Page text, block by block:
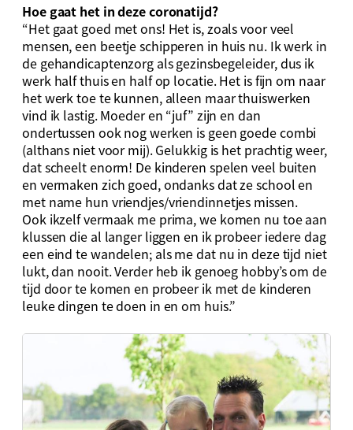
Hoe gaat het in deze coronatijd?
“Het gaat goed met ons! Het is, zoals voor veel
mensen, een beetje schipperen in huis nu. Ik werk in
de gehandicaptenzorg als gezinsbegeleider, dus ik
werk half thuis en half op locatie. Het is fijn om naar
het werk toe te kunnen, alleen maar thuiswerken
vind ik lastig. Moeder en “juf” zijn en dan
ondertussen ook nog werken is geen goede combi
(althans niet voor mij). Gelukkig is het prachtig weer,
dat scheelt enorm! De kinderen spelen veel buiten
en vermaken zich goed, ondanks dat ze school en
met name hun vriendjes/vriendinnetjes missen.
Ook ikzelf vermaak me prima, we komen nu toe aan
klussen die al langer liggen en ik probeer iedere dag
een eind te wandelen; als me dat nu in deze tijd niet
lukt, dan nooit. Verder heb ik genoeg hobby’s om de
tijd door te komen en probeer ik met de kinderen
leuke dingen te doen in en om huis.”